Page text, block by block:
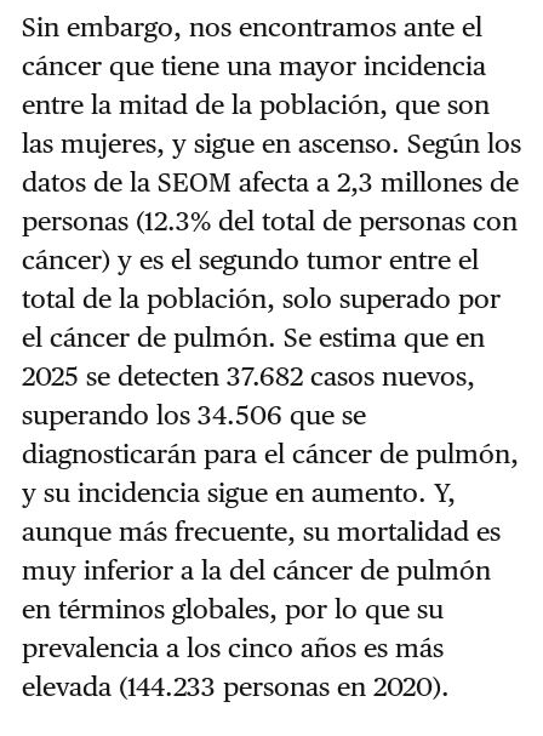
Sin embargo, nos encontramos ante el
cáncer que tiene una mayor incidencia
entre la mitad de la población, que son
las mujeres, y sigue en ascenso. Según los
datos de la SEOM afecta a 2,3 millones de
personas (12.3% del total de personas con
cáncer) y es el segundo tumor entre el
total de la población, solo superado por
el cáncer de pulmón. Se estima que en
2025 se detecten 37.682 casos nuevos,
superando los 34.506 que se
diagnosticarán para el cáncer de pulmón,
y su incidencia sigue en aumento. Y,
aunque más frecuente, su mortalidad es
muy inferior a la del cáncer de pulmón
en términos globales, por lo que su
prevalencia a los cinco años es más
elevada (144.233 personas en 2020).